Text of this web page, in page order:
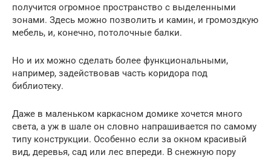
получится огромное пространство с выделенными
зонами. Здесь можно позволить и камин, и громоздкую
мебель, и, конечно, потолочные балки.
Но и их можно сделать более функциональными,
например, задействовав часть коридора под
библиотеку.
Даже в маленьком каркасном домике хочется много
света, а уж в шале он словно напрашивается по самому
типу конструкции. Особенно если за окном красивый
вид, деревья, сад или лес впереди. В снежную пору